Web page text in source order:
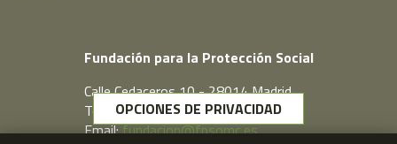
Fundación para la Protección Social
Calle Cedaceros,10 - 28014 Madrid
Telf. 91 431 77 80
Email:fundacion@fpsomc.es
OPCIONES DE PRIVACIDAD